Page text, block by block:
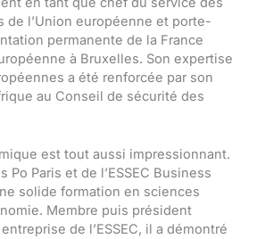
de l’Union européenne et porte-
permanente de la France
à Bruxelles. Son expertise
a été renforcée par son
au Conseil de sécurité des
est tout aussi impressionnant.
Po Paris et de l’ESSEC Business
solide formation en sciences
Membre puis président
de l’ESSEC, il a démontré